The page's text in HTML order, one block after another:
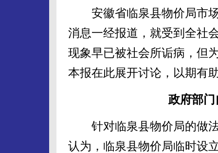
安徽省临泉县物价局市场
消息一经报道，就受到全社
现象早已被社会所诟病，但
本报在此展开讨论，以期有
政府部
针对临泉县物价局的做法
认为，临泉县物价局临时设